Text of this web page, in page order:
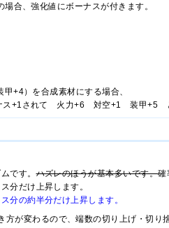
合、強化値にボーナスが付きます。
）を合成素材にする場合、
されて 火力+6 対空+1 装甲+5 と
です。ハズレのほうが基本多いです。確
分だけ上昇します。
分の約半分だけ上昇します。
が変わるので、端数の切り上げ・切り